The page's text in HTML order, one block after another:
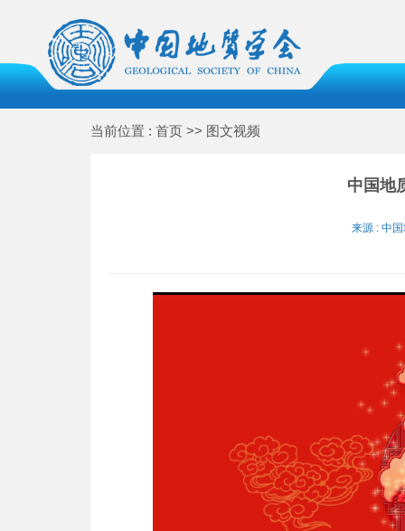
当前位置 : 首页 >> 图文视频
中国地
来源 : 中